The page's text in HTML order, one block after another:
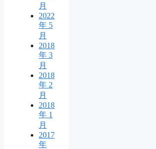
月
2022
年 5
月
2018
年 3
月
2018
年 2
月
2018
年 1
月
2017
年